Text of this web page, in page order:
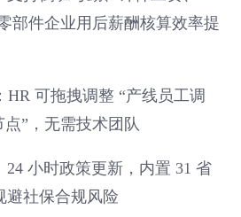
部件企业用后薪酬核算效率提
HR 可拖拽调整 “产线员工调
”，无需技术团队
24 小时政策更新，内置 31 省
避社保合规风险